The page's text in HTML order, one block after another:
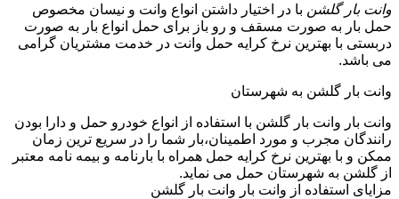
وانت بار گلشن با در اختیار داشتن انواع وانت و نیسان مخصوص
حمل بار به صورت مسقف و رو باز برای حمل انواع بار به صورت
دربستی با بهترین نرخ کرایه حمل وانت در خدمت مشتریان گرامی
می باشد.
وانت بار گلشن به شهرستان
وانت بار وانت بار گلشن با استفاده از انواع خودرو حمل و دارا بودن
رانندگان مجرب و مورد اطمینان،بار شما را در سریع ترین زمان
ممکن و با بهترین نرخ کرایه حمل همراه با بارنامه و بیمه نامه معتبر
از گلشن به شهرستان حمل می نماید.
مزایای استفاده از وانت بار وانت بار گلشن